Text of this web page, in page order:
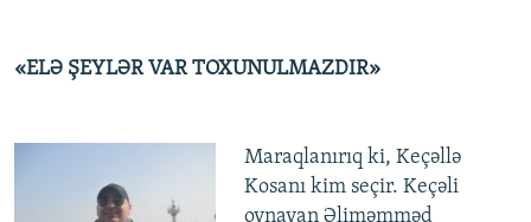
«ELƏ ŞEYLƏR VAR TOXUNULMAZDIR»
Maraqlanırıq ki, Keçəllə
Kosanı kim seçir. Keçəli
oynayan Əliməmməd